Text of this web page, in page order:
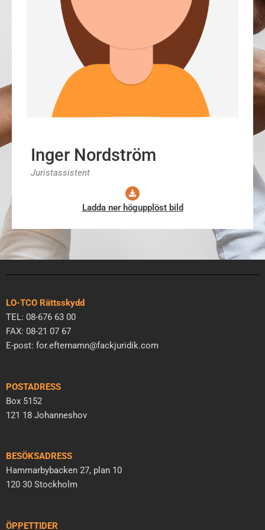
Inger Nordström
Juristassistent
Ladda ner högupplöst bild
LO-TCO Rättsskydd
TEL: 08-676 63 00
FAX: 08-21 07 67
E-post: for.efternamn@fackjuridik.com
POSTADRESS
Box 5152
121 18 Johanneshov
BESÖKSADRESS
Hammarbybacken 27, plan 10
120 30 Stockholm
ÖPPETTIDER